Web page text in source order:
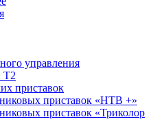
управления
приставок
приставок «НТВ +»
приставок «Триколор